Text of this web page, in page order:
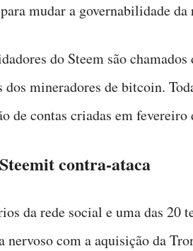
mudar a governabilidade da
do Steem são
dos mineradores de bitcoin.
de contas criadas em fevereiro
contra-ataca
da rede social e uma das 20
nervoso com a aquisição da